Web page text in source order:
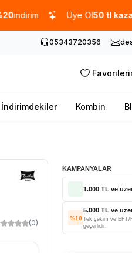
Üye Ol 50 tl kazan
05343720356
İndirimdekiler Kombin
(0)
KAMPANYALAR
1.000 TL ve
%10
5.000 TL ve
Tek çekim ve EFT/
geçerlidir.